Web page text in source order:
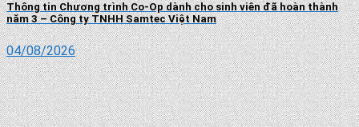
Thông tin Chương trình Co-Op dành cho sinh viên đã hoàn thành
năm 3 – Công ty TNHH Samtec Việt Nam
04/08/2026